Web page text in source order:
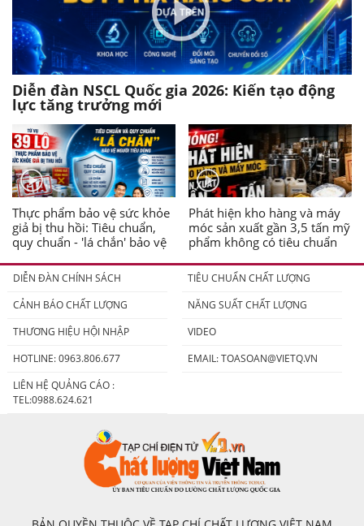
Diễn đàn NSCL Quốc gia 2026: Kiến tạo động
lực tăng trưởng mới
Thực phẩm bảo vệ sức khỏe
giả bị thu hồi: Tiêu chuẩn,
quy chuẩn - 'lá chắn' bảo vệ
Phát hiện kho hàng và máy
móc sản xuất gần 3,5 tấn mỹ
phẩm không có tiêu chuẩn
DIỄN ĐÀN CHÍNH SÁCH
TIÊU CHUẨN CHẤT LƯỢNG
CẢNH BÁO CHẤT LƯỢNG
NĂNG SUẤT CHẤT LƯỢNG
THƯƠNG HIỆU HỘI NHẬP
VIDEO
HOTLINE: 0963.806.677
EMAIL:TOASOAN@VIETQ.VN
LIÊN HỆ QUẢNG CÁO :
TEL:0988.624.621